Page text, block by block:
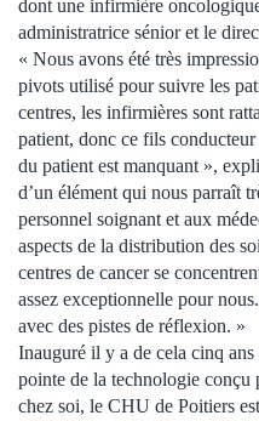
dont une infirmière
administratrice sénior et le
« Nous avons été très
pivots utilisé pour suivre les
centres, les infirmières sont
patient, donc ce fils
du patient est manquant »,
d’un élément qui nous parraît
personnel soignant et aux
aspects de la distribution des
centres de cancer se
assez exceptionnelle pour
avec des pistes de réflexion. »
Inauguré il y a de cela cinq
pointe de la technologie conçu
chez soi, le CHU de Poitiers